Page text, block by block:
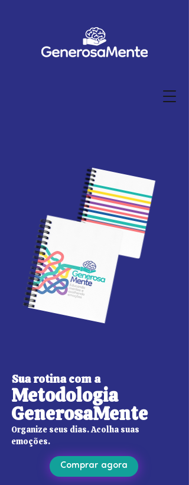
Sua rotina com a
Metodologia
GenerosaMente
Organize seus dias. Acolha suas
emoções.
Comprar agora